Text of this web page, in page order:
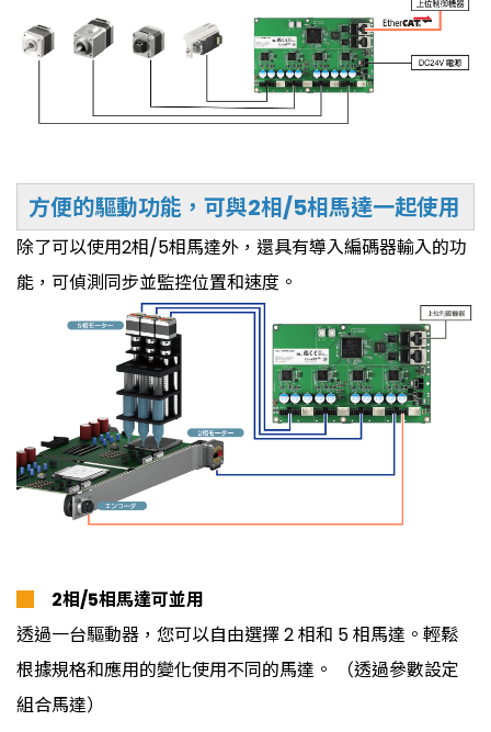
方便的驅動功能，可與2相/5相馬達一起使用
除了可以使用2相/5相馬達外，還具有導入編碼器輸入的功
能，可偵測同步並監控位置和速度。
2相/5相馬達可並用
透過一台驅動器，您可以自由選擇 2 相和 5 相馬達。輕鬆
根據規格和應用的變化使用不同的馬達。 （透過參數設定
組合馬達）